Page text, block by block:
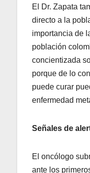
El Dr. Zapata
directo a la
importancia de
población
concientizada
porque de lo
puede curar
enfermedad
Señales de
El oncólogo
ante los